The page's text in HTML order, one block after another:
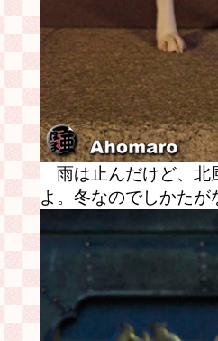
雨は止んだけど、北
よ。冬なのでしかたが